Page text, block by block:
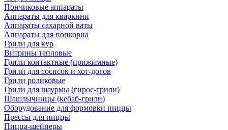
Пончиковые аппараты
Аппараты для кваркини
Аппараты сахарной ваты
Аппараты для попкорна
Грили для кур
Витрины тепловые
Грили контактные (прижимные)
Грили для сосисок и хот-догов
Грили роликовые
Грили для шаурмы (гирос-грили)
Шашлычницы (кебаб-грили)
Оборудование для формовки пиццы
Прессы для пиццы
Пицца-шейперы